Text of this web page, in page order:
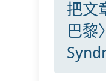
把文
巴黎